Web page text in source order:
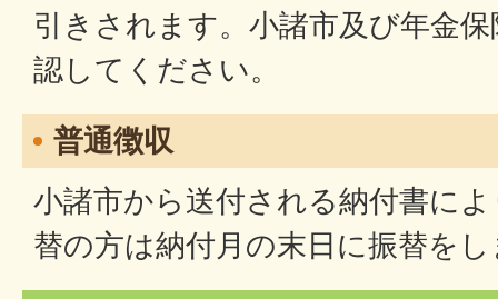
引きされます。小諸市及び年金
認してください。
普通徴収
小諸市から送付される納付書に
替の方は納付月の末日に振替を